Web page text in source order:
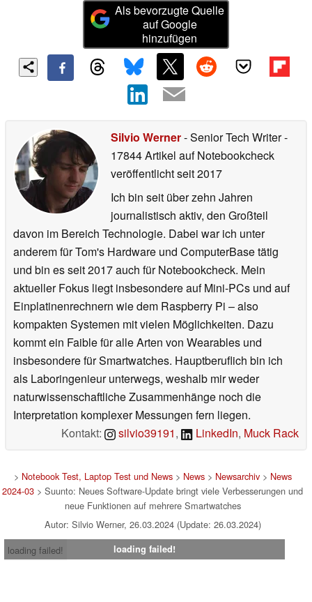
Als bevorzugte Quelle
auf Google
hinzufügen
Silvio Werner- Senior Tech Writer-
17844 Artikel auf Notebookcheck
veröffentlichtseit 2017
Ich bin seit über zehn Jahren
journalistisch aktiv, den Großteil
davon im Bereich Technologie. Dabei war ich unter
anderem für Tom's Hardware und ComputerBase tätig
und bin es seit 2017 auch für Notebookcheck. Mein
aktueller Fokus liegt insbesondere auf Mini-PCs und auf
Einplatinenrechnern wie dem Raspberry Pi – also
kompakten Systemen mit vielen Möglichkeiten. Dazu
kommt ein Faible für alle Arten von Wearables und
insbesondere für Smartwatches. Hauptberuflich bin ich
als Laboringenieur unterwegs, weshalb mir weder
naturwissenschaftliche Zusammenhänge noch die
Interpretation komplexer Messungen fern liegen.
Kontakt:
silvio39191, LinkedIn, Muck Rack
> Notebook Test, Laptop Test und News> News> Newsarchiv> News
2024-03 > Suunto: Neues Software-Update bringt viele Verbesserungen und
neue Funktionen auf mehrere Smartwatches
Autor: Silvio Werner, 26.03.2024 (Update: 26.03.2024)
loading failed!
loading failed!